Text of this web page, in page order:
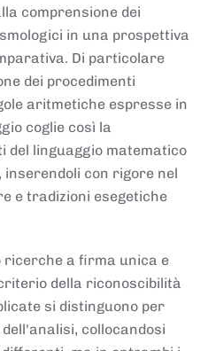
comprensione dei
in una prospettiva
Di particolare
dei procedimenti
aritmetiche espresse in
coglie così la
del linguaggio matematico
con rigore nel
e tradizioni esegetiche
a firma unica e
della riconoscibilità
si distinguono per
collocandosi